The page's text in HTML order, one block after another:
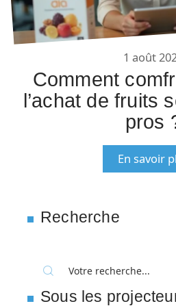
1 août
Comment
l’achat de fruits
pros
En savoir
Recherche
Sous les